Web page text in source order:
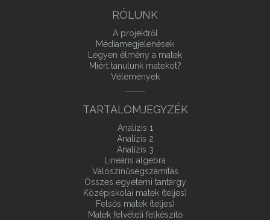
RÓLUNK
A projektről
Médiamegjelenések
Legyen élmény a matek
Miért tanulunk matekot?
Vélemények
TARTALOMJEGYZÉK
Analízis 1
Analízis 2
Analízis 3
Lineáris algebra
Valószínűségszámítás
Összes egyetemi tantárgy
Középiskolai matek (teljes)
Felsős matek (teljes)
Matek felvételi felkészítő